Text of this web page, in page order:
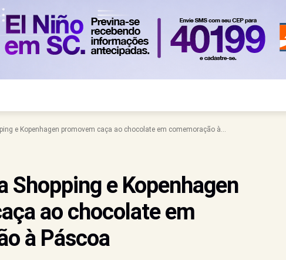
e Kopenhagen promovem caça ao chocolate em comemoração à...
Shopping e Kopenhagen
ao chocolate em
à Páscoa